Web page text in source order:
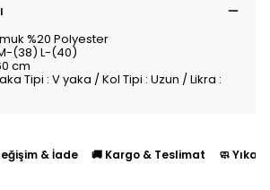
%20 Polyester
(38) L-(40)
cm
Tipi : V yaka / Kol Tipi : Uzun / Likra :
& İade 🚚 Kargo & Teslimat 🧼